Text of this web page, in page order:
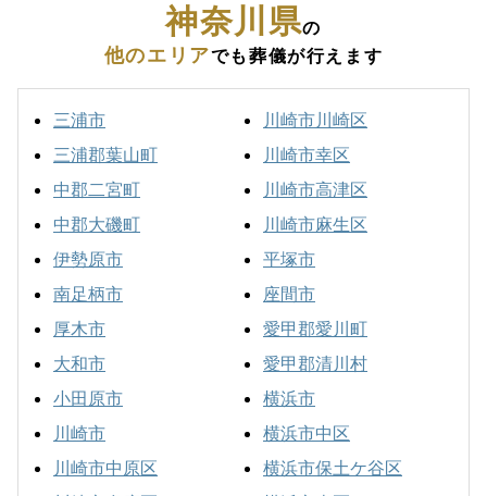
神奈川県の
他のエリアでも葬儀が行えます
三浦市
三浦郡葉山町
中郡二宮町
中郡大磯町
伊勢原市
南足柄市
厚木市
大和市
小田原市
川崎市
川崎市中原区
川崎市川崎区
川崎市幸区
川崎市高津区
川崎市麻生区
平塚市
座間市
愛甲郡愛川町
愛甲郡清川村
横浜市
横浜市中区
横浜市保土ケ谷区